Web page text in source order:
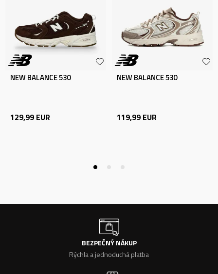
NEW BALANCE 530
129,99 EUR
NEW BALANCE 530
119,99 EUR
BEZPEČNÝ NÁKUP
Rýchla a jednoduchá platba